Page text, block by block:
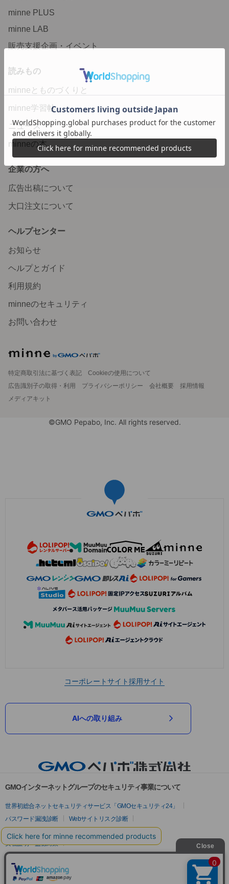
minne PLUS
minne LAB
販売支援企画・イベント
読みもの
minneとものづくりと
minne学習帖
ニュース
minneの本
企業の方へ
広告出稿について
大口注文について
ヘルプセンター
お知らせ
ヘルプとガイド
利用規約
minneのセキュリティ
お問い合わせ
特定商取引法に基づく表記
Cookieの使用について
広告識別子の取得・利用
プライバシーポリシー 会社概要
採用情報
メディアキット
©GMO Pepabo, Inc. All rights reserved.
コーポレートサイト採用サイト
AIへの取り組み
GMOインターネットグループのセキュリティ事業について
世界初総合ネットセキュリティサービス「GMOセキュリティ24」
パスワード漏洩診断
Webサイトリスク診断
実在証明・盗聴対策
サイバー攻撃対策（GMOサイバーセキュリティ byイエラエ）
サイバー攻撃対策（GMO Flatt Security）
セキュリティ事業の軌跡